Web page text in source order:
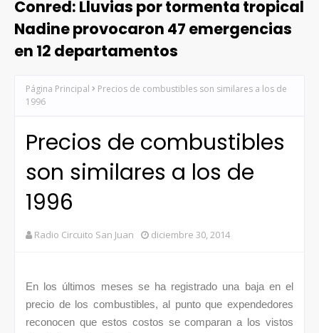
Conred: Lluvias por tormenta tropical
Nadine provocaron 47 emergencias
en 12 departamentos
Página Principal
Precios de combustibles son similares a los de
1996
Precios de combustibles
son similares a los de
1996
Radio Circuito San Juan diciembre 30, 2014
En los últimos meses se ha registrado una baja en el
precio de los combustibles, al punto que expendedores
reconocen que estos costos se comparan a los vistos